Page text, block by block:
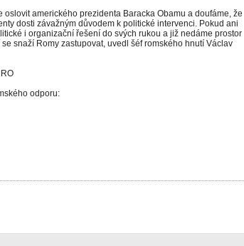
oslovit amerického prezidenta Baracka Obamu a doufáme, že
dosti závažným důvodem k politické intervenci. Pokud ani
i organizační řešení do svých rukou a již nedáme prostor
snaží Romy zastupovat, uvedl šéf romského hnutí Václav
odporu: